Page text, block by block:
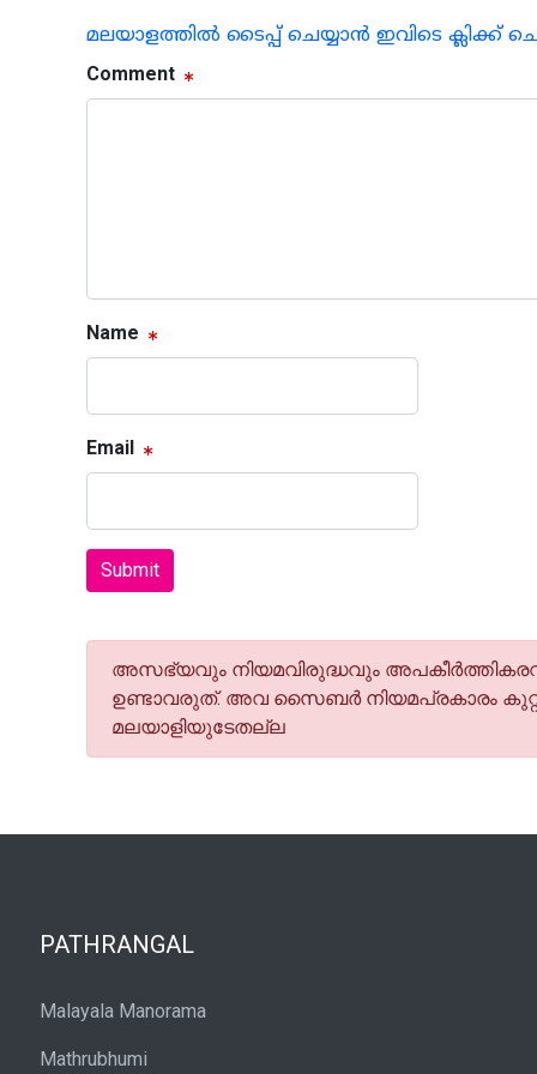
മലയാളത്തില്‍ ടൈപ്പ് ചെയ്യാന്‍ ഇവിടെ ക്ലിക്ക്
Comment
Name
Email
Submit
അസഭ്യവും നിയമവിരുദ്ധവും
ഉണ്ടാവരുത്. അവ സൈബര്‍ നിയമപ്രകാരം
മലയാളിയുടേതല്ല
PATHRANGAL
Malayala Manorama
Mathrubhumi